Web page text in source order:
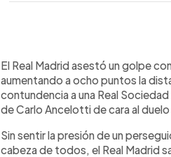
► Escuchar artículo
El Real Madrid asestó un golpe
aumentando a ocho puntos la
contundencia a una Real
de Carlo Ancelotti de cara al
Sin sentir la presión de un
cabeza de todos, el Real Madrid